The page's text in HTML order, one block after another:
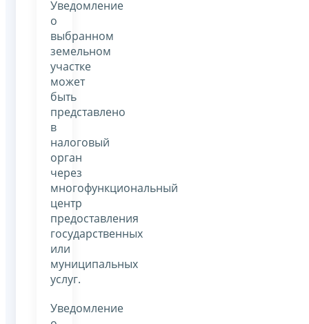
Уведомление
о
выбранном
земельном
участке
может
быть
представлено
в
налоговый
орган
через
многофункциональный
центр
предоставления
государственных
или
муниципальных
услуг.
Уведомление